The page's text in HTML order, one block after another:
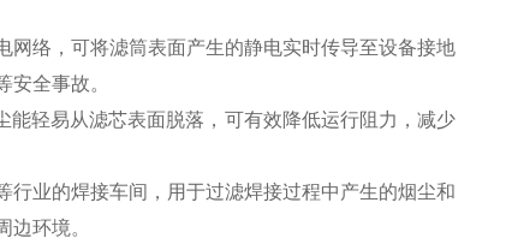
络，可将滤筒表面产生的静电实时传导至设备接地
全事故。
轻易从滤芯表面脱落，可有效降低运行阻力，减少
业的焊接车间，用于过滤焊接过程中产生的烟尘和
环境。